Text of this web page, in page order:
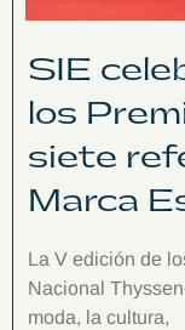
SIE
los
siete
Marca
La V edición de
Nacional
moda, la cultura,